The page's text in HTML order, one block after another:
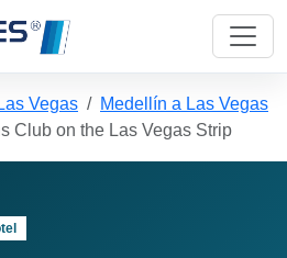
Las Vegas
Medellín a Las Vegas
Club on the Las Vegas Strip